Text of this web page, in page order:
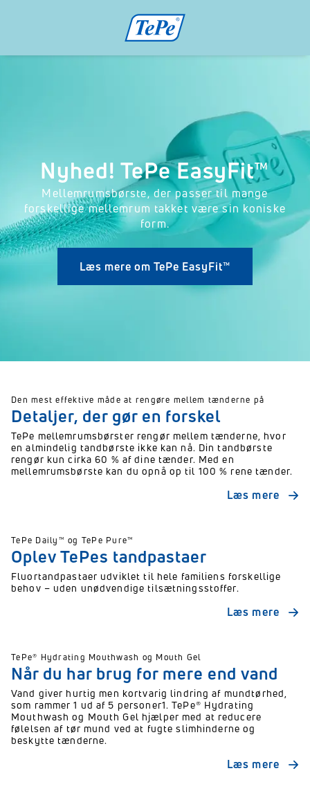
Nyhed! TePe EasyFit™
Mellemrumsbørste, der passer til mange
forskellige mellemrum takket være sin koniske
form.
Læs mere om TePe EasyFit™
Den mest effektive måde at rengøre mellem tænderne på
Detaljer, der gør en forskel
TePe mellemrumsbørster rengør mellem tænderne, hvor
en almindelig tandbørste ikke kan nå. Din tandbørste
rengør kun cirka 60 % af dine tænder. Med en
mellemrumsbørste kan du opnå op til 100 % rene tænder.
Læs mere
TePe Daily™ og TePe Pure™
Oplev TePes tandpastaer
Fluortandpastaer udviklet til hele familiens forskellige
behov – uden unødvendige tilsætningsstoffer.
Læs mere
TePe® Hydrating Mouthwash og Mouth Gel
Når du har brug for mere end vand
Vand giver hurtig men kortvarig lindring af mundtørhed,
som rammer 1 ud af 5 personer1. TePe® Hydrating
Mouthwash og Mouth Gel hjælper med at reducere
følelsen af tør mund ved at fugte slimhinderne og
beskytte tænderne.
Læs mere